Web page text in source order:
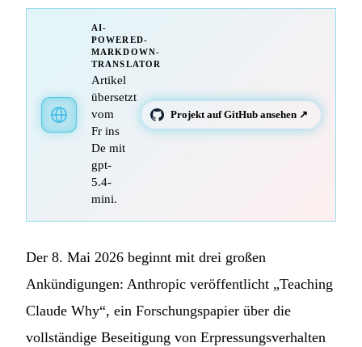
AI-
POWERED-
MARKDOWN-
TRANSLATOR
Artikel
übersetzt
vom
Fr ins
De mit
gpt-
5.4-
mini.
Projekt auf GitHub ansehen ↗
Der 8. Mai 2026 beginnt mit drei großen
Ankündigungen: Anthropic veröffentlicht „Teaching
Claude Why“, ein Forschungspapier über die
vollständige Beseitigung von Erpressungsverhalten